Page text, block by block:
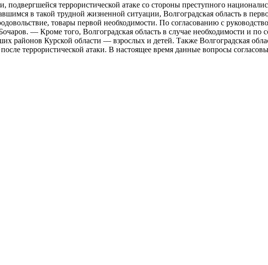
подвергшейся террористической атаке со стороны преступного
в такой трудной жизненной ситуации, Волгоградская область в
товары первой необходимости. По согласованию с
— Кроме того, Волгоградская область в случае необходимости и по
районов Курской области — взрослых и детей. Также Волгоградская
террористической атаки. В настоящее время данные вопросы